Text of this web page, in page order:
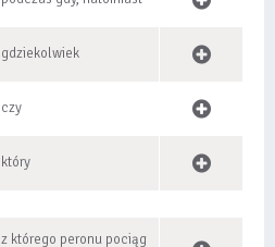
gdziekolwiek
czy
który
z którego peronu pociąg